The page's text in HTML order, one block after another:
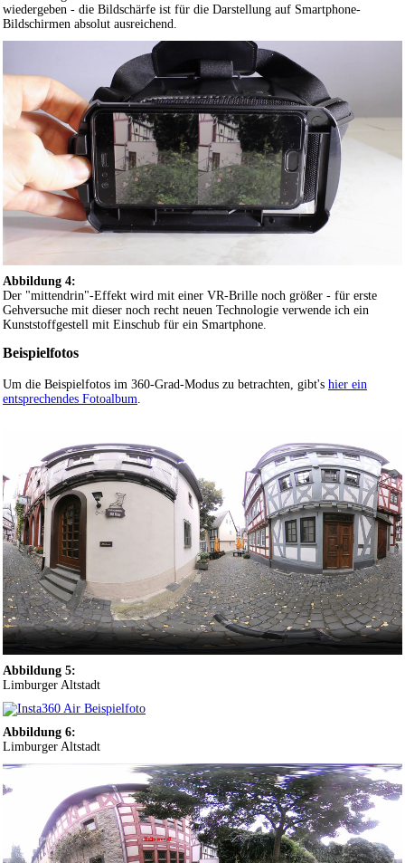
wiedergeben - die Bildschärfe ist für die Darstellung auf Smartphone-
Bildschirmen absolut ausreichend.
Abbildung 4:
Der "mittendrin"-Effekt wird mit einer VR-Brille noch größer - für erste
Gehversuche mit dieser noch recht neuen Technologie verwende ich ein
Kunststoffgestell mit Einschub für ein Smartphone.
Beispielfotos
Um die Beispielfotos im 360-Grad-Modus zu betrachten, gibt's hier ein
entsprechendes Fotoalbum
Abbildung 5:
Limburger Altstadt
Abbildung 6:
Limburger Altstadt